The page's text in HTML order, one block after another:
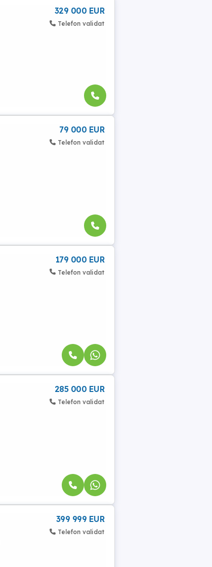
329 000 EUR
Telefon validat
79 000 EUR
Telefon validat
179 000 EUR
Telefon validat
285 000 EUR
Telefon validat
399 999 EUR
Telefon validat